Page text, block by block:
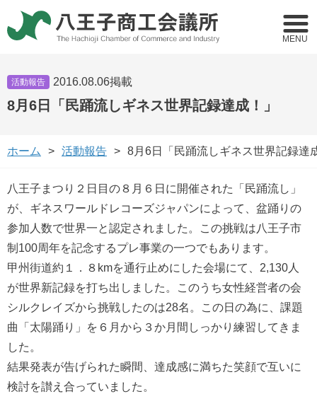
MENU
活動報告 2016.08.06掲載
8月6日「民踊流しギネス世界記録達成！」
ホーム 活動報告 8月6日「民踊流しギネス世界記録達
八王子まつり２日目の８月６日に開催された「民踊流し」
が、ギネスワールドレコーズジャパンによって、盆踊りの
参加人数で世界一と認定されました。この挑戦は八王子市
制100周年を記念するプレ事業の一つでもあります。
甲州街道約１．８kmを通行止めにした会場にて、2,130人
が世界新記録を打ち出しました。このうち女性経営者の会
シルクレイズから挑戦したのは28名。この日の為に、課題
曲「太陽踊り」を６月から３か月間しっかり練習してきま
した。
結果発表が告げられた瞬間、達成感に満ちた笑顔で互いに
検討を讃え合っていました。